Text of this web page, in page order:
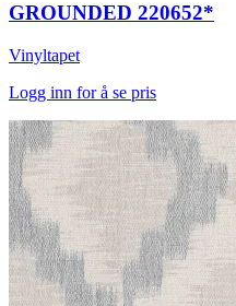
GROUNDED 220652*
Vinyltapet
Logg inn for å se pris